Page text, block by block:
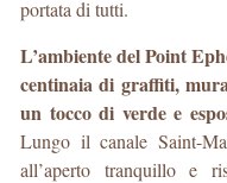
portata di tutti.
L’ambiente del Point
centinaia di graffiti,
un tocco di verde e
Lungo il canale Saint-
all’aperto tranquillo e